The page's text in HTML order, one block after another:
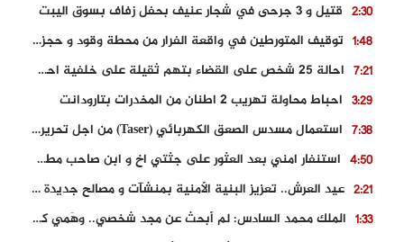
2:30 قتيل و 3 جرحى في شجار عنيف بحفل زفاف بسوق اليبت
1:48
توقيف المتورطين في واقعة الفرار من محطة وقود و حجز السيارة
7:21
احالة 25 شخص على القضاء بتهم ثقيلة على خلفية احداث المناطق الشمالية
3:29 احباط محاولة تهريب 2 اطنان من المخدرات بتارودانت
7:38
استعمال مسدس الصعق الكهربائي (Taser) من اجل تحرير شابة محتجزة
4:50
استنفار امني بعد العثور على جثتي اخ و ابن صاحب مطعم اسماك مشهور بطنجة
2:21
عيد العرش.. تعزيز البنية الأمنية بمنشآت و مصالح جديدة بكل من الحسيمة – فاس و الناظور
1:33
الملك محمد السادس: لم أبحث عن مجد شخصي.. وهَمي كرامة المغاربة